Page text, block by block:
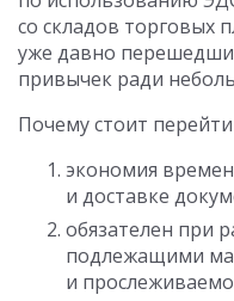
со складов торговых
уже давно
привычек ради
Почему стоит
экономия
и доставке
обязателен при
подлежащими
и